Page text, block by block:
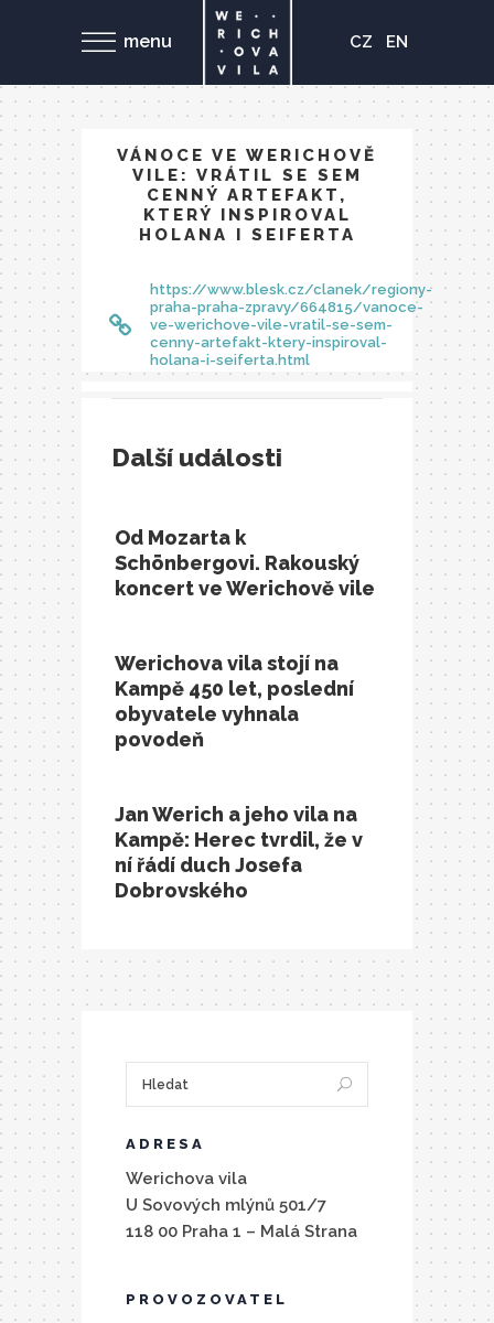
menu CZ EN
VÁNOCE VE WERICHOVĚ
VILE: VRÁTIL SE SEM
CENNÝ ARTEFAKT,
KTERÝ INSPIROVAL
HOLANA I SEIFERTA
https://www.blesk.cz/clanek/regiony-
praha-praha-zpravy/664815/vanoce-
ve-werichove-vile-vratil-se-sem-
cenny-artefakt-ktery-inspiroval-
holana-i-seiferta.html
Další události
Od Mozarta k
Schönbergovi. Rakouský
koncert ve Werichově vile
Werichova vila stojí na
Kampě 450 let, poslední
obyvatele vyhnala
povodeň
Jan Werich a jeho vila na
Kampě: Herec tvrdil, že v
ní řádí duch Josefa
Dobrovského
ADRESA
Werichova vila
U Sovových mlýnů 501/7
118 00 Praha 1 – Malá Strana
PROVOZOVATEL